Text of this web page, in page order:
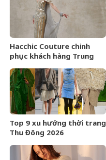
Hacchic Couture chinh
phục khách hàng Trung
thảo
Top 9 xu hướng thời trang
Thu Đông 2026